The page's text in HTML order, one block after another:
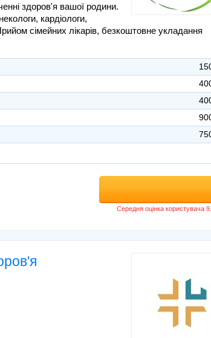
здоров'я вашої родини.
кардіологи,
сімейних лікарів, безкоштовне укладання